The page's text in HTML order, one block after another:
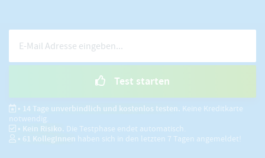
Test starten
• 14 Tage unverbindlich und kostenlos testen. Keine Kreditkarte
notwendig.
• Kein Risiko. Die Testphase endet automatisch.
• 61 KollegInnen haben sich in den letzten 7 Tagen angemeldet!